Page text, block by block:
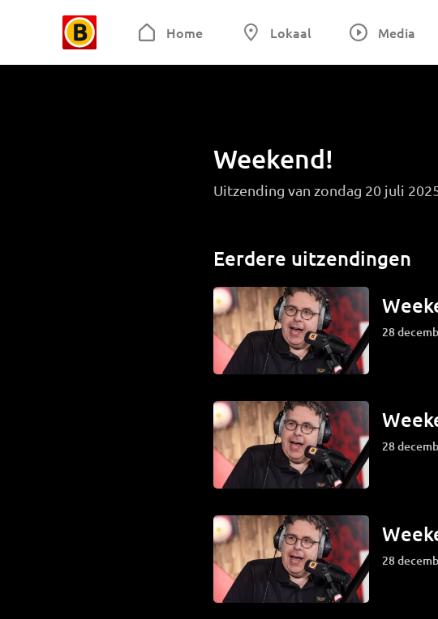
Home Lokaal Media
Weekend!
Uitzending van zondag 20 juli
Eerdere uitzendingen
28
28
28